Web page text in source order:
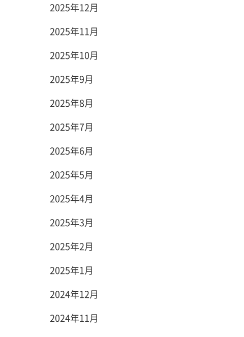
2025年12月
2025年11月
2025年10月
2025年9月
2025年8月
2025年7月
2025年6月
2025年5月
2025年4月
2025年3月
2025年2月
2025年1月
2024年12月
2024年11月